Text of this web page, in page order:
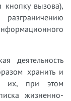
вызова),
деятельность
хранить и
их, при этом
жизненно-